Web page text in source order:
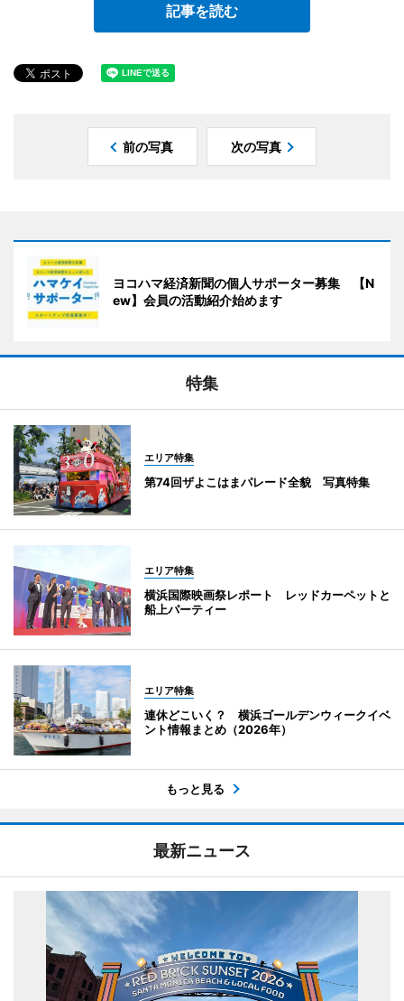
記事を読む
前の写真 次の写真
ヨコハマ経済新聞の個人サポーター募集 【N
ew】会員の活動紹介始めます
特集
エリア特集
第74回ザよこはまパレード全貌 写真特集
エリア特集
横浜国際映画祭レポート レッドカーペットと
船上パーティー
エリア特集
連休どこいく？ 横浜ゴールデンウィークイベ
ント情報まとめ（2026年）
もっと見る
最新ニュース